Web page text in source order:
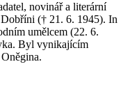
novinář a literární
(† 21. 6. 1945). In
umělcem (22. 6.
Byl vynikajícím